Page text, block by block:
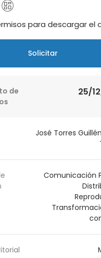
para descargar el
Solicitar
de
25/
José Torres
Comunicación